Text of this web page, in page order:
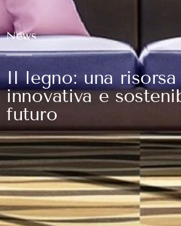
News
Il legno: una risorsa
innovativa e
futuro